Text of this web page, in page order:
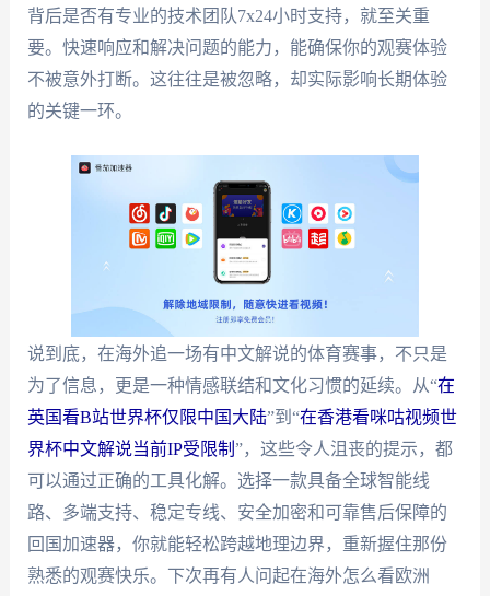
背后是否有专业的技术团队7x24小时支持，就至关重
要。快速响应和解决问题的能力，能确保你的观赛体验
不被意外打断。这往往是被忽略，却实际影响长期体验
的关键一环。
说到底，在海外追一场有中文解说的体育赛事，不只是
为了信息，更是一种情感联结和文化习惯的延续。从“在
英国看B站世界杯仅限中国大陆”到“在香港看咪咕视频世
界杯中文解说当前IP受限制 ”，这些令人沮丧的提示，都
可以通过正确的工具化解。选择一款具备全球智能线
路、多端支持、稳定专线、安全加密和可靠售后保障的
回国加速器，你就能轻松跨越地理边界，重新握住那份
熟悉的观赛快乐。下次再有人问起在海外怎么看欧洲